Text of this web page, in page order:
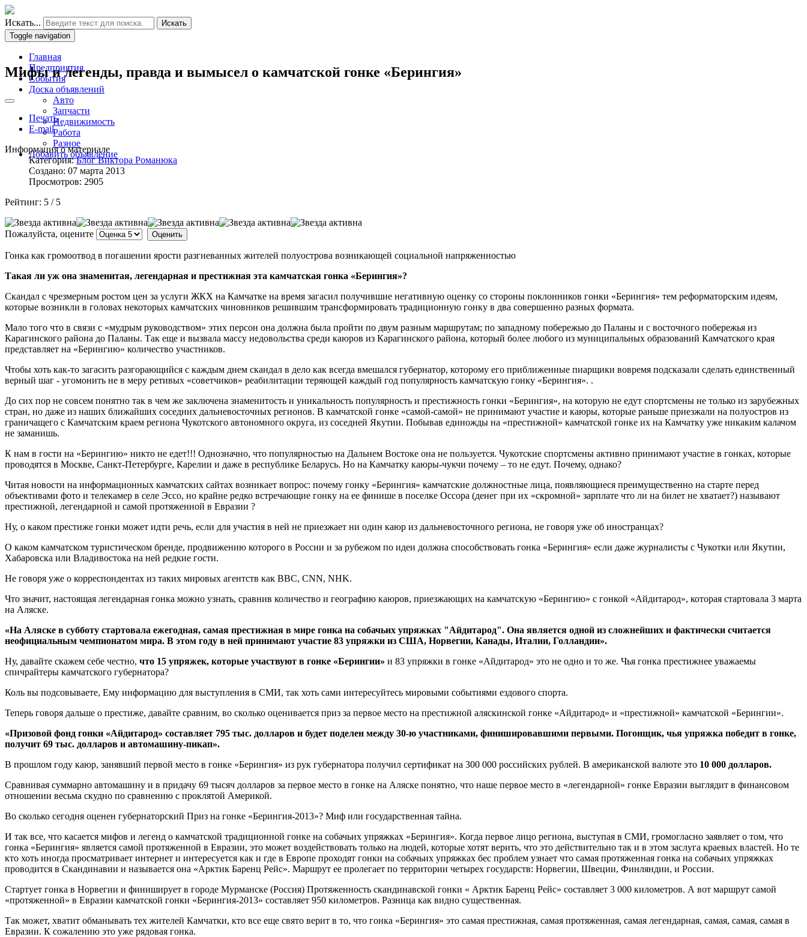
Искать...
Искать
Toggle navigation
Главная
Предприятия
События
Доска объявлений
Авто
Запчасти
Недвижимость
Работа
Разное
Добавить объявление
Мифы и легенды, правда и вымысел о камчатской гонке «Берингия»
Печать
E-mail
Информация о материале
Категория:Блог Виктора Романюка
Создано: 07 марта 2013
Просмотров: 2905
Рейтинг: 5 / 5
Пожалуйста, оцените
Гонка как громоотвод в погашении ярости разгневанных жителей полуострова возникающей социальной напряженностью
Такая ли уж она знаменитая, легендарная и престижная эта камчатская гонка «Берингия»?
Скандал с чрезмерным ростом цен за услуги ЖКХ на Камчатке на время загасил получившие негативную оценку со стороны поклонников гонки «Берингия» тем реформаторским идеям,
которые возникли в головах некоторых камчатских чиновников решившим трансформировать традиционную гонку в два совершенно разных формата.
Мало того что в связи с «мудрым руководством» этих персон она должна была пройти по двум разным маршрутам; по западному побережью до Паланы и с восточного побережья из
Карагинского района до Паланы. Так еще и вызвала массу недовольства среди каюров из Карагинского района, который более любого из муниципальных образований Камчатского края
представляет на «Берингию» количество участников.
Чтобы хоть как-то загасить разгорающийся с каждым днем скандал в дело как всегда вмешался губернатор, которому его приближенные пиарщики вовремя подсказали сделать единственный
верный шаг - угомонить не в меру ретивых «советчиков» реабилитации теряющей каждый год популярность камчатскую гонку «Берингия». .
До сих пор не совсем понятно так в чем же заключена знаменитость и уникальность популярность и престижность гонки «Берингия», на которую не едут спортсмены не только из зарубежных
стран, но даже из наших ближайших соседних дальневосточных регионов. В камчатской гонке «самой-самой» не принимают участие и каюры, которые раньше приезжали на полуостров из
граничащего с Камчатским краем региона Чукотского автономного округа, из соседней Якутии. Побывав единожды на «престижной» камчатской гонке их на Камчатку уже никаким калачом
не заманишь.
К нам в гости на «Берингию» никто не едет!!! Однозначно, что популярностью на Дальнем Востоке она не пользуется. Чукотские спортсмены активно принимают участие в гонках, которые
проводятся в Москве, Санкт-Петербурге, Карелии и даже в республике Беларусь. Но на Камчатку каюры-чукчи почему – то не едут. Почему, однако?
Читая новости на информационных камчатских сайтах возникает вопрос: почему гонку «Берингия» камчатские должностные лица, появляющиеся преимущественно на старте перед
объективами фото и телекамер в селе Эссо, но крайне редко встречающие гонку на ее финише в поселке Оссора (денег при их «скромной» зарплате что ли на билет не хватает?) называют
престижной, легендарной и самой протяженной в Евразии ?
Ну, о каком престиже гонки может идти речь, если для участия в ней не приезжает ни один каюр из дальневосточного региона, не говоря уже об иностранцах?
О каком камчатском туристическом бренде, продвижению которого в России и за рубежом по идеи должна способствовать гонка «Берингия» если даже журналисты с Чукотки или Якутии,
Хабаровска или Владивостока на ней редкие гости.
Не говоря уже о корреспондентах из таких мировых агентств как ВВС, СNN, NHK.
Что значит, настоящая легендарная гонка можно узнать, сравнив количество и географию каюров, приезжающих на камчатскую «Берингию» с гонкой «Айдитарод», которая стартовала 3 марта
на Аляске.
«На Аляске в субботу стартовала ежегодная, самая престижная в мире гонка на собачьих упряжках "Айдитарод". Она является одной из сложнейших и фактически считается
неофициальным чемпионатом мира. В этом году в ней принимают участие 83 упряжки из США, Норвегии, Канады, Италии, Голландии».
Ну, давайте скажем себе честно, что 15 упряжек, которые участвуют в гонке «Берингии» и 83 упряжки в гонке «Айдитарод» это не одно и то же. Чья гонка престижнее уважаемы
спичрайтеры камчатского губернатора?
Коль вы подсовываете, Ему информацию для выступления в СМИ, так хоть сами интересуйтесь мировыми событиями ездового спорта.
Теперь говоря дальше о престиже, давайте сравним, во сколько оценивается приз за первое место на престижной аляскинской гонке «Айдитарод» и «престижной» камчатской «Берингии».
«Призовой фонд гонки «Айдитарод» составляет 795 тыс. долларов и будет поделен между 30-ю участниками, финишировавшими первыми. Погонщик, чья упряжка победит в гонке,
получит 69 тыс. долларов и автомашину-пикап».
В прошлом году каюр, занявший первой место в гонке «Берингия» из рук губернатора получил сертификат на 300 000 российских рублей. В американской валюте это 10 000 долларов.
Сравнивая суммарно автомашину и в придачу 69 тысяч долларов за первое место в гонке на Аляске понятно, что наше первое место в «легендарной» гонке Евразии выглядит в финансовом
отношении весьма скудно по сравнению с проклятой Америкой.
Во сколько сегодня оценен губернаторский Приз на гонке «Берингия-2013»? Миф или государственная тайна.
И так все, что касается мифов и легенд о камчатской традиционной гонке на собачьих упряжках «Берингия». Когда первое лицо региона, выступая в СМИ, громогласно заявляет о том, что
гонка «Берингия» является самой протяженной в Евразии, это может воздействовать только на людей, которые хотят верить, что это действительно так и в этом заслуга краевых властей. Но те
кто хоть иногда просматривает интернет и интересуется как и где в Европе проходят гонки на собачьих упряжках бес проблем узнает что самая протяженная гонка на собачьих упряжках
проводится в Скандинавии и называется она «Арктик Баренц Рейс». Маршрут ее пролегает по территории четырех государств: Норвегии, Швеции, Финляндии, и России.
Стартует гонка в Норвегии и финиширует в городе Мурманске (Россия) Протяженность скандинавской гонки « Арктик Баренц Рейс» составляет 3 000 километров. А вот маршрут самой
«протяженной» в Евразии камчатской гонки «Берингия-2013» составляет 950 километров. Разница как видно существенная.
Так может, хватит обманывать тех жителей Камчатки, кто все еще свято верит в то, что гонка «Берингия» это самая престижная, самая протяженная, самая легендарная, самая, самая, самая в
Евразии. К сожалению это уже рядовая гонка.